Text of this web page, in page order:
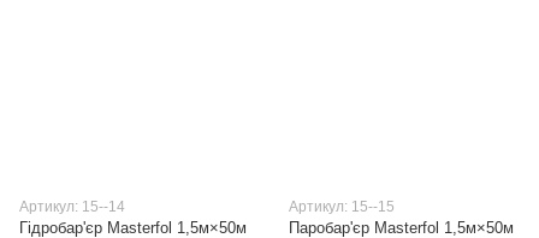
Артикул: 15--14
Гідробар'єр Masterfol 1,5м×50м
Артикул: 15--15
Паробар'єр Masterfol 1,5м×50м